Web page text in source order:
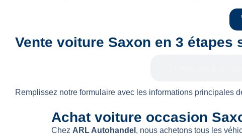
Vente voiture Saxon en 3 étapes
Remplissez notre formulaire avec les informations principales
Achat voiture occasion
Chez ARL Autohandel , nous achetons tous les